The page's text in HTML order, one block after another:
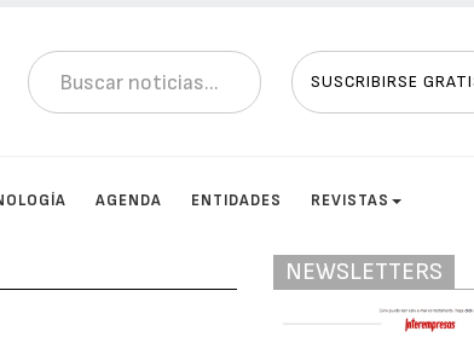
SUSCRIBIRSE
AGENDA ENTIDADES REVISTAS
NEWSLETTERS